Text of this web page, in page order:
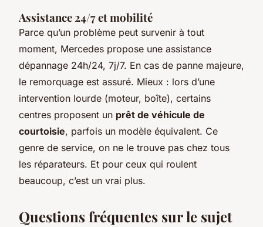
Assistance 24/7 et mobilité
Parce qu’un problème peut survenir à tout
moment, Mercedes propose une assistance
dépannage 24h/24, 7j/7. En cas de panne majeure,
le remorquage est assuré. Mieux : lors d’une
intervention lourde (moteur, boîte), certains
centres proposent un prêt de véhicule de
courtoisie, parfois un modèle équivalent. Ce
genre de service, on ne le trouve pas chez tous
les réparateurs. Et pour ceux qui roulent
beaucoup, c’est un vrai plus.
Questions fréquentes sur le sujet